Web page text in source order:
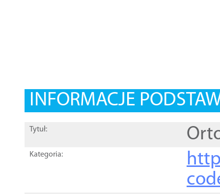
INFORMACJE
Tytuł:
Kategoria: